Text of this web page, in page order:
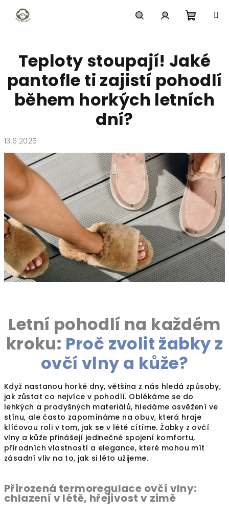
obsah
košík
Teploty stoupají! Jaké
pantofle ti zajistí pohodlí
během horkých letních
dní?
13.6.2025
Letní pohodlí na každém
kroku: Proč zvolit žabky z
ovčí vlny a kůže?
Když nastanou horké dny, většina z nás hledá způsoby,
jak zůstat co nejvíce v pohodlí. Oblékáme se do
lehkých a prodyšných materiálů, hledáme osvěžení ve
stínu, ale často zapomínáme na obuv, která hraje
klíčovou roli v tom, jak se v létě cítíme. Žabky z ovčí
vlny a kůže přinášejí jedinečné spojení komfortu,
přírodních vlastností a elegance, které mohou mít
zásadní vliv na to, jak si léto užijeme.
Přirozená termoregulace ovčí vlny:
chlazení v létě, hřejivost v zimě